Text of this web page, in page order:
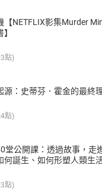
【NETFLIX影集Murder
3點)
源：史蒂芬．霍金的最終
4點)
堂公開課：透過故事，走
何誕生、如何形塑人類生
3點)